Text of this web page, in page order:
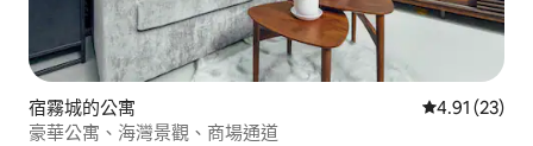
宿霧城的公寓 從 23 則評價
4.91 (23)
豪華公寓、海灣景觀、商場通道